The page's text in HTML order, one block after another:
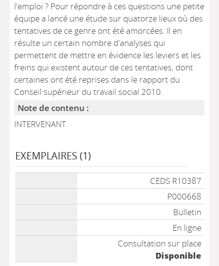
l'emploi ? Pour répondre à ces questions une petite
équipe a lancé une étude sur quatorze lieux où des
tentatives de ce genre ont été amorcées. Il en
résulte un certain nombre d'analyses qui
permettent de mettre en évidence les leviers et les
freins qui existent autour de ces tentatives, dont
certaines ont été reprises dans le rapport du
Conseil supérieur du travail social 2010.
Note de contenu :
INTERVENANT
EXEMPLAIRES (1)
CEDS R10387
P000668
Bulletin
En ligne
Consultation sur place
Disponible